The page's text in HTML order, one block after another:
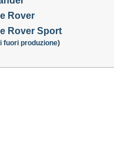
Rover
Rover Sport
fuori produzione)